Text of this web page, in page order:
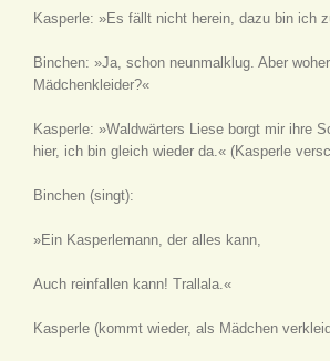
Kasperle: »Es fällt nicht herein, dazu bin ich
Binchen: »Ja, schon neunmalklug. Aber
Mädchenkleider?«
Kasperle: »Waldwärters Liese borgt mir ihre
hier, ich bin gleich wieder da.« (Kasperle
Binchen (singt):
»Ein Kasperlemann, der alles kann,
Auch reinfallen kann! Trallala.«
Kasperle (kommt wieder, als Mädchen